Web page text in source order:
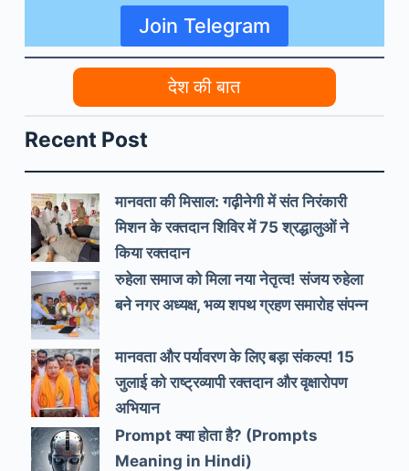
Join Telegram
देश की बात
Recent Post
मानवता की मिसाल: गढ़ीनेगी में संत निरंकारी
मिशन के रक्तदान शिविर में 75 श्रद्धालुओं ने
किया रक्तदान
रुहेला समाज को मिला नया नेतृत्व! संजय रुहेला
बने नगर अध्यक्ष, भव्य शपथ ग्रहण समारोह संपन्न
मानवता और पर्यावरण के लिए बड़ा संकल्प! 15
जुलाई को राष्ट्रव्यापी रक्तदान और वृक्षारोपण
अभियान
Prompt क्या होता है? (Prompts
Meaning in Hindi)